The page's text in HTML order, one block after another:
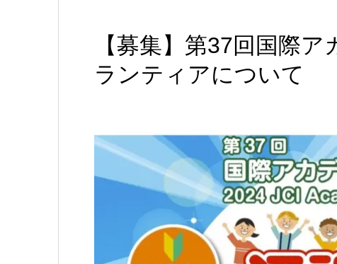
【募集】第37回国際
ランティアについて